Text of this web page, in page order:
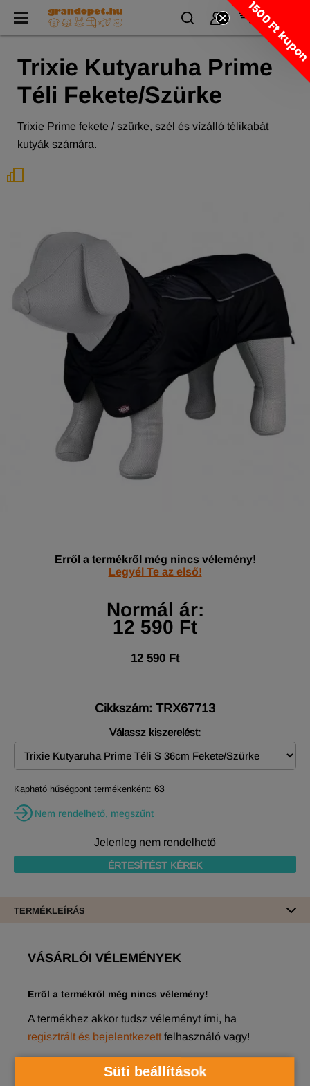
Süti beállítások
Trixie Kutyaruha Prime
Téli Fekete/Szürke
Trixie Prime fekete / szürke, szél és vízálló télikabát
kutyák számára.
Erről a termékről még nincs vélemény!
Legyél Te az első!
Normál ár:
12 590 Ft
12 590 Ft
Cikkszám: TRX67713
Válassz kiszerelést:
Kapható hűségpont termékenként: 63
Nem rendelhető, megszűnt
Jelenleg nem rendelhető
ÉRTESÍTÉST KÉREK
TERMÉKLEÍRÁS
VÁSÁRLÓI VÉLEMÉNYEK
Erről a termékről még nincs vélemény!
A termékhez akkor tudsz véleményt írni, ha
regisztrált és bejelentkezett felhasználó vagy!
1500 Ft